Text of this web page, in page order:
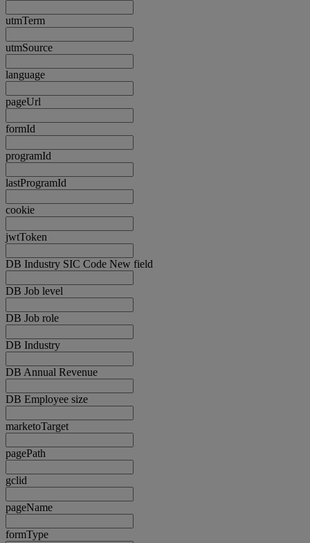
utmTerm
utmSource
language
pageUrl
formId
programId
lastProgramId
cookie
jwtToken
DB Industry SIC Code New field
DB Job level
DB Job role
DB Industry
DB Annual Revenue
DB Employee size
marketoTarget
pagePath
gclid
pageName
formType